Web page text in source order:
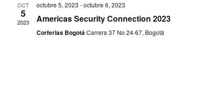
OCT
5
2023
octubre 5, 2023 -octubre 6, 2023
Americas Security Connection 2023
Corferias BogotáCarrera 37 No 24-67, Bogotá